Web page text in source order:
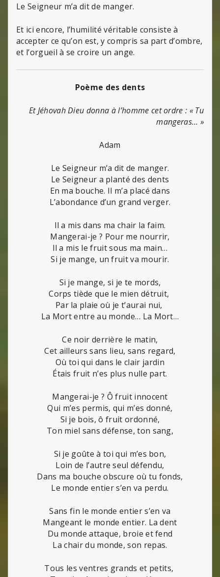
Le Seigneur m’a dit de manger.
Et ici encore, l’humilité véritable consiste à
accepter ce qu’on est, y compris sa part d’ombre,
et l’orgueil à se croire un ange.
Poème des dents
Et Jéhovah Dieu donna à l’homme cet ordre : « Tu
mangeras… »
Adam
Le Seigneur m’a dit de manger.
Le Seigneur a planté des dents
En ma bouche. Il m’a placé dans
L’abondance d’un grand verger.
Il a mis dans ma chair la faim.
Mangerai-je ? Pour me nourrir,
Il a mis le fruit sous ma main…
Si je mange, un fruit va mourir.
Si je mange, si je te mords,
Corps tiède que le mien détruit,
Par la plaie où je t’aurai nui,
La Mort entre au monde… La Mort…
Ce noir derrière le matin,
Cet ailleurs sans lieu, sans regard,
Où toi qui dans le clair jardin
Étais fruit n’es plus nulle part.
Mangerai-je ? Ô fruit innocent
Qui m’es permis, qui m’es donné,
Si je bois, ô fruit ordonné,
Ton miel sans défense, ton sang,
Si je goûte à toi qui m’es bon,
Loin de l’autre seul défendu,
Dans ma bouche obscure où tu fonds,
Le monde entier s’en va perdu.
Sans fin le monde entier s’en va
Mangeant le monde entier. La dent
Du monde attaque, broie et fend
La chair du monde, son repas.
Tous les ventres grands et petits,